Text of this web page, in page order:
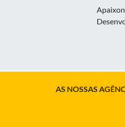
AS NOSSAS